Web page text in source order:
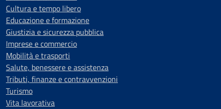
Cultura e tempo libero
Educazione e formazione
Giustizia e sicurezza pubblica
Imprese e commercio
Mobilità e trasporti
Salute, benessere e assistenza
Tributi, finanze e contravvenzioni
Turismo
Vita lavorativa